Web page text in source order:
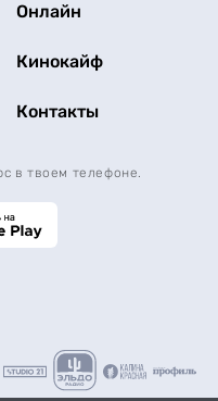
Онлайн
Кинокайф
Контакты
в твоем телефоне.